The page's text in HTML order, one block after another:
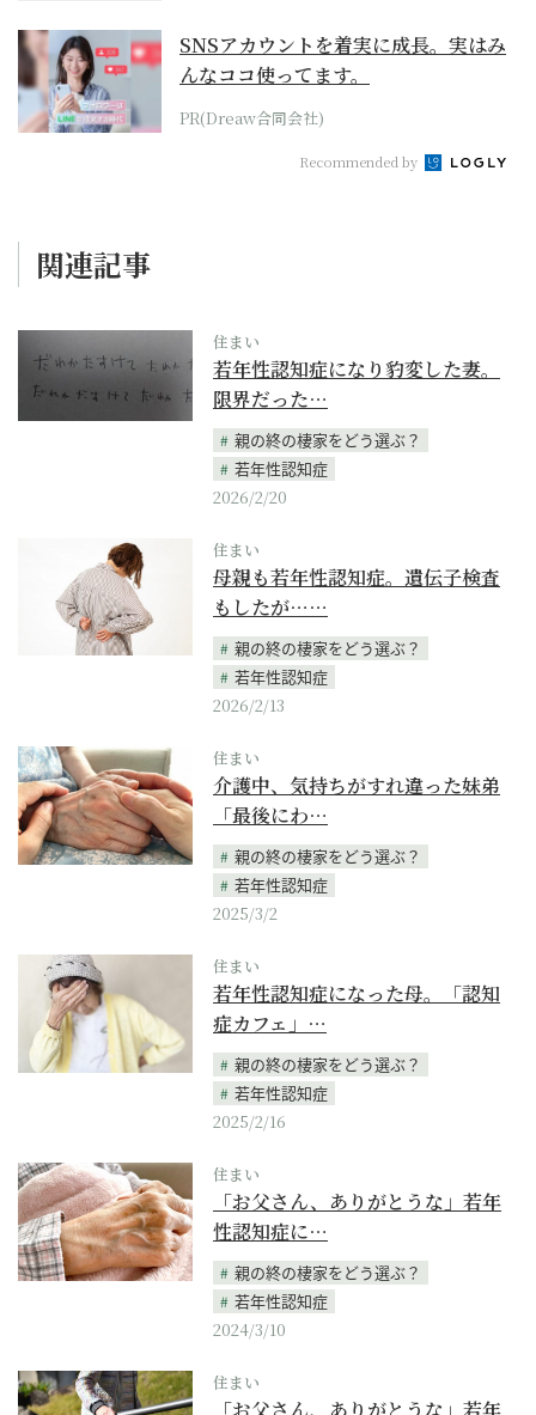
SNSアカウントを着実に成長。実はみ
んなココ使ってます。
PR(Dreaw合同会社)
Recommended by
関連記事
住まい
若年性認知症になり豹変した妻。
限界だった…
親の終の棲家をどう選ぶ？
若年性認知症
2026/2/20
住まい
母親も若年性認知症。遺伝子検査
もしたが……
親の終の棲家をどう選ぶ？
若年性認知症
2026/2/13
住まい
介護中、気持ちがすれ違った妹弟
「最後にわ…
親の終の棲家をどう選ぶ？
若年性認知症
2025/3/2
住まい
若年性認知症になった母。「認知
症カフェ」…
親の終の棲家をどう選ぶ？
若年性認知症
2025/2/16
住まい
「お父さん、ありがとうな」若年
性認知症に…
親の終の棲家をどう選ぶ？
若年性認知症
2024/3/10
住まい